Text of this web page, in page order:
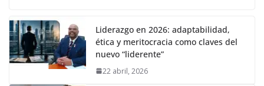
Liderazgo en 2026: adaptabilidad,
ética y meritocracia como claves del
nuevo “liderente”
22 abril, 2026